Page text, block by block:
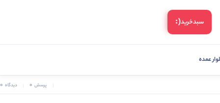
سبد‌خرید(:
عمده
پرسش 0 دیدگاه 0